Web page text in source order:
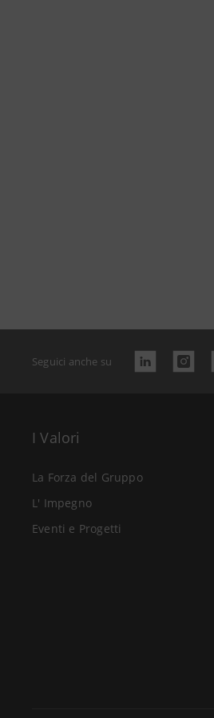
Seguici anche su
I Valori
La Forza del Gruppo
L' Impegno
Eventi e Progetti